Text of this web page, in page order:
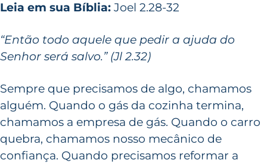
Leia em sua Bíblia: Joel 2.28-32
“Então todo aquele que pedir a ajuda do
Senhor será salvo.” (Jl 2.32)
Sempre que precisamos de algo, chamamos
alguém. Quando o gás da cozinha termina,
chamamos a empresa de gás. Quando o carro
quebra, chamamos nosso mecânico de
confiança. Quando precisamos reformar a